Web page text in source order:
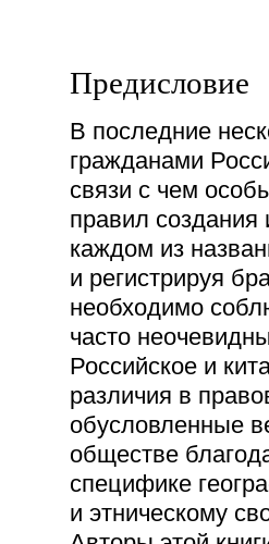
Предисловие
В последние
гражданами
связи с чем
правил создания
каждом из
и регистрируя
необходимо
часто
Российское и
различия в
обусловленные
обществе
специфике
и этническому